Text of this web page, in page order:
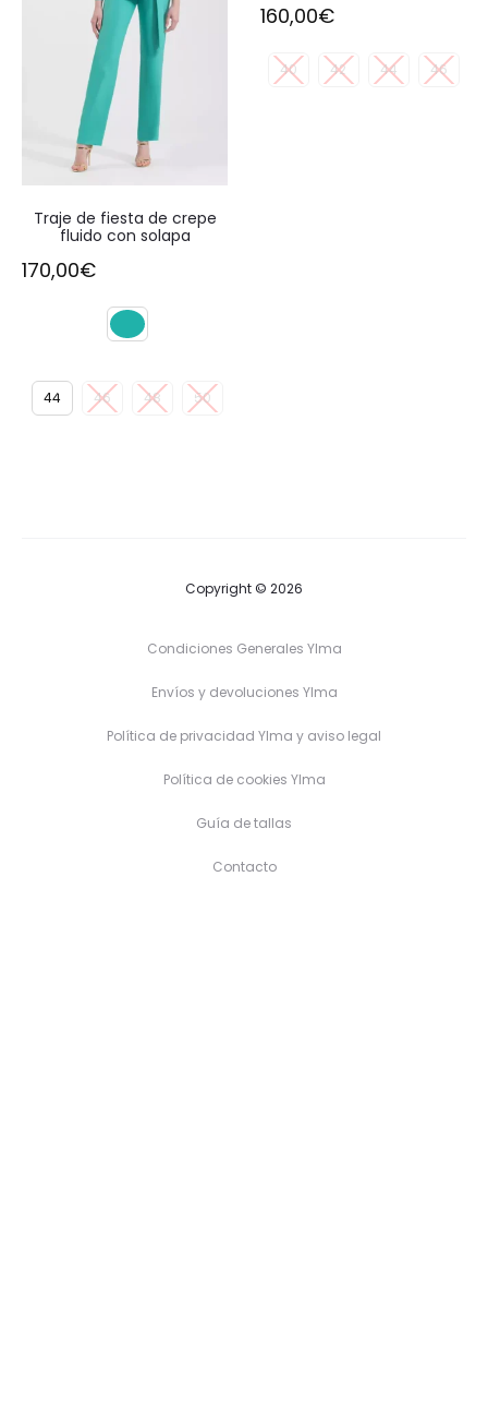
Traje de fiesta de crepe
fluido con solapa
170,00€
44 46 48 50
160,00€
40 42 44 46
Copyright © 2026
Condiciones Generales Ylma
Envíos y devoluciones Ylma
Política de privacidad Ylma y aviso legal
Política de cookies Ylma
Guía de tallas
Contacto